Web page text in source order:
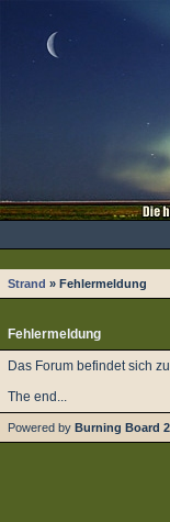
Strand » Fehlermeldung
Fehlermeldung
Das Forum befindet sich
The end...
Powered by Burning Board